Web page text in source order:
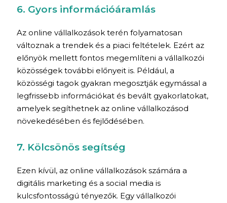
6. Gyors információáramlás
Az online vállalkozások terén folyamatosan
változnak a trendek és a piaci feltételek. Ezért az
előnyök mellett fontos megemlíteni a vállalkozói
közösségek további előnyeit is. Például, a
közösségi tagok gyakran megosztják egymással a
legfrissebb információkat és bevált gyakorlatokat,
amelyek segíthetnek az online vállalkozásod
növekedésében és fejlődésében.
7. Kölcsönös segítség
Ezen kívül, az online vállalkozások számára a
digitális marketing és a social media is
kulcsfontosságú tényezők. Egy vállalkozói